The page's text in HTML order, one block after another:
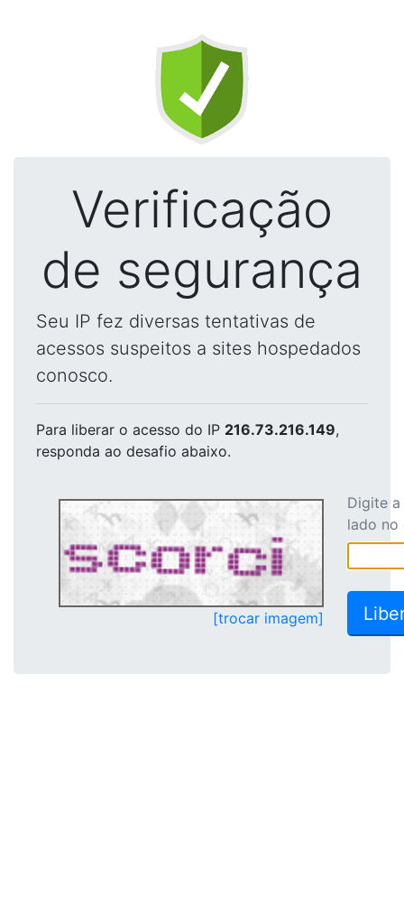
Verificação
de segurança
Seu IP fez diversas tentativas de
acessos suspeitos a sites hospedados
conosco.
Para liberar o acesso do IP 216.73.216.149,
responda ao desafio abaixo.
[trocar imagem]
Digite
lado no